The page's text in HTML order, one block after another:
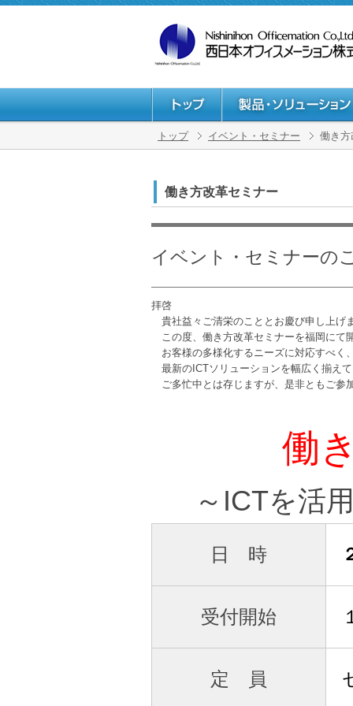
トップ イベント・セミナー 働き方
働き方改革セミナー
イベント・セミナーの
拝啓
貴社益々ご清栄のこととお慶び申し上げ
この度、働き方改革セミナーを福岡にて
お客様の多様化するニーズに対応すべく
最新のICTソリューションを幅広く揃え
ご多忙中とは存じますが、是非ともご参
働
～ICTを活
日 時
受付開始
定 員